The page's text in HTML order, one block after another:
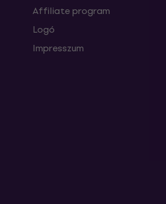
Affiliate program
Logó
Impresszum